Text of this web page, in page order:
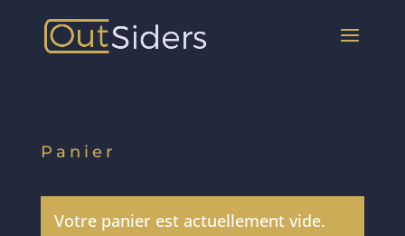
Panier
Votre panier est actuellement vide.